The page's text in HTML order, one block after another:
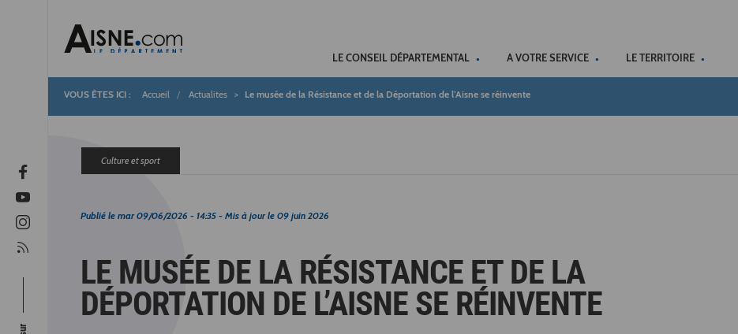
LE CONSEIL DÉPARTEMENTAL A VOTRE SERVICE LE TERRITOIRE
Fil
d'Ariane
Accueil Actualites Le musée de la Résistance et de la Déportation de l’Aisne se réinvente
Culture et sport
Publié le mar 09/06/2026 - 14:35 - Mis à jour le 09 juin 2026
LE MUSÉE DE LA RÉSISTANCE ET DE LA
DÉPORTATION DE L’AISNE SE RÉINVENTE